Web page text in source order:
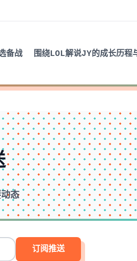
备战
围绕LOL解说JY的成长历程
态
订阅推送